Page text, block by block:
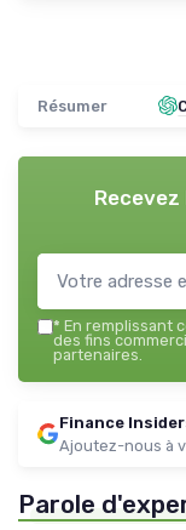
Résumer
* En remplissant
des fins
partenaires.
Finance
Ajoutez-nous à
Parole